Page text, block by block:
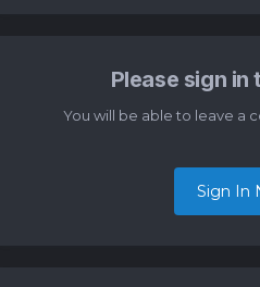
Please sign in
You will be able to leave a
Sign In